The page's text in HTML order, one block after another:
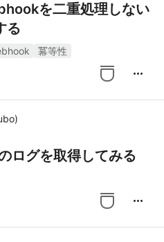
を二重処理しない
る
冪等性
more_horiz
)
グを取得してみる
more_horiz